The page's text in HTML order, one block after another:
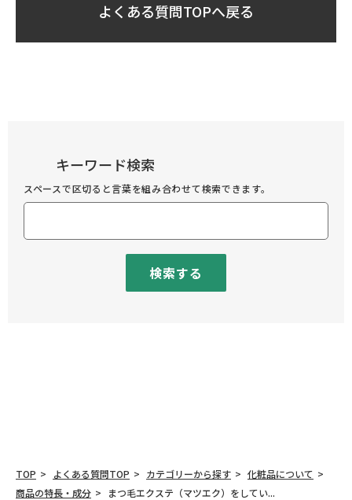
よくある質問TOPへ戻る
キーワード検索
スペースで区切ると言葉を組み合わせて検索できます。
検索する
TOP よくある質問TOP カテゴリーから探す
化粧品について
商品の特長・成分
まつ毛エクステ（マツエク）をしてい...